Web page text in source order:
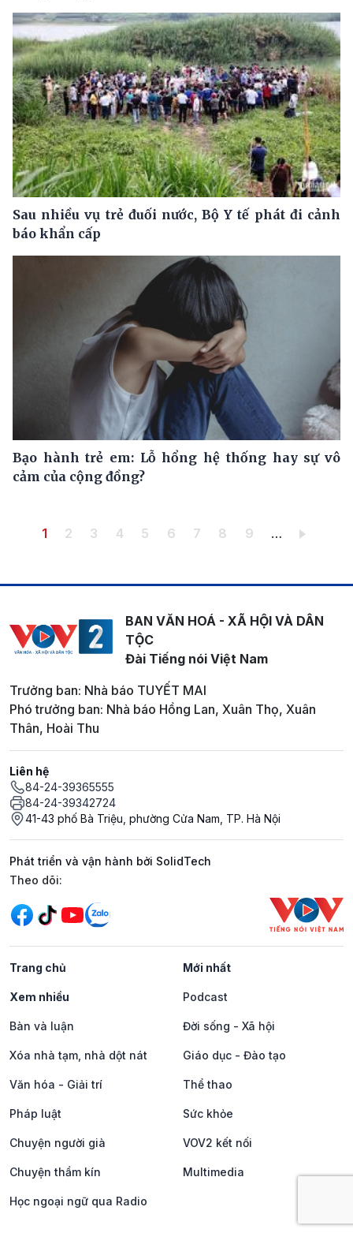
Sau nhiều vụ trẻ đuối nước, Bộ Y tế phát đi cảnh
báo khẩn cấp
Bạo hành trẻ em: Lỗ hổng hệ thống hay sự vô
cảm của cộng đồng?
Pagination
Trang hiện thời
1 Trang
2 Trang
3 Trang
4 Trang
5 Trang
6 Trang
7 Trang
8 Trang
9 …
BAN VĂN HOÁ - XÃ HỘI VÀ DÂN
TỘC
Đài Tiếng nói Việt Nam
Trưởng ban: Nhà báo TUYẾT MAI
Phó trưởng ban: Nhà báo Hồng Lan, Xuân Thọ, Xuân
Thân, Hoài Thu
Liên hệ
84-24-39365555
84-24-39342724
41-43 phố Bà Triệu, phường Cửa Nam, TP. Hà Nội
Phát triển và vận hành bởi SolidTech
Mạng xã hội
Theo dõi:
Trang chủ Mới nhất
Xem nhiều Podcast
Bàn và luận Đời sống - Xã hội
Xóa nhà tạm, nhà dột nát Giáo dục - Đào tạo
Văn hóa - Giải trí Thể thao
Pháp luật Sức khỏe
Chuyện người già VOV2 kết nối
Chuyện thầm kín Multimedia
Học ngoại ngữ qua Radio